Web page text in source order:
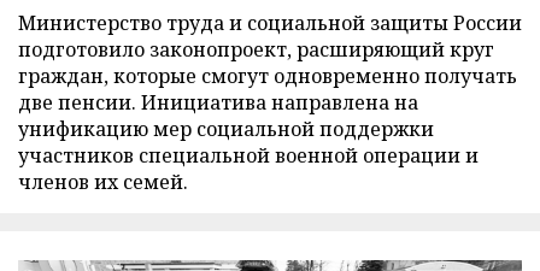
Министерство труда и социальной защиты России
подготовило законопроект, расширяющий круг
граждан, которые смогут одновременно получать
две пенсии. Инициатива направлена на
унификацию мер социальной поддержки
участников специальной военной операции и
членов их семей.